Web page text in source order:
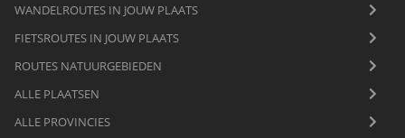
WANDELROUTES IN JOUW PLAATS
FIETSROUTES IN JOUW PLAATS
ROUTES NATUURGEBIEDEN
ALLE PLAATSEN
ALLE PROVINCIES